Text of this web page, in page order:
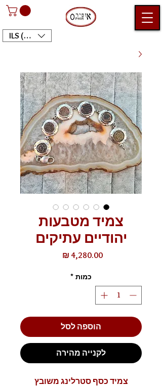
ILS (₪)
צמיד מטבעות
יהודיים עתיקים
‏4,280.00 ‏₪
כמות *
הוספה לסל
לקנייה מהירה
צמיד כסף סטרלינג משובץ